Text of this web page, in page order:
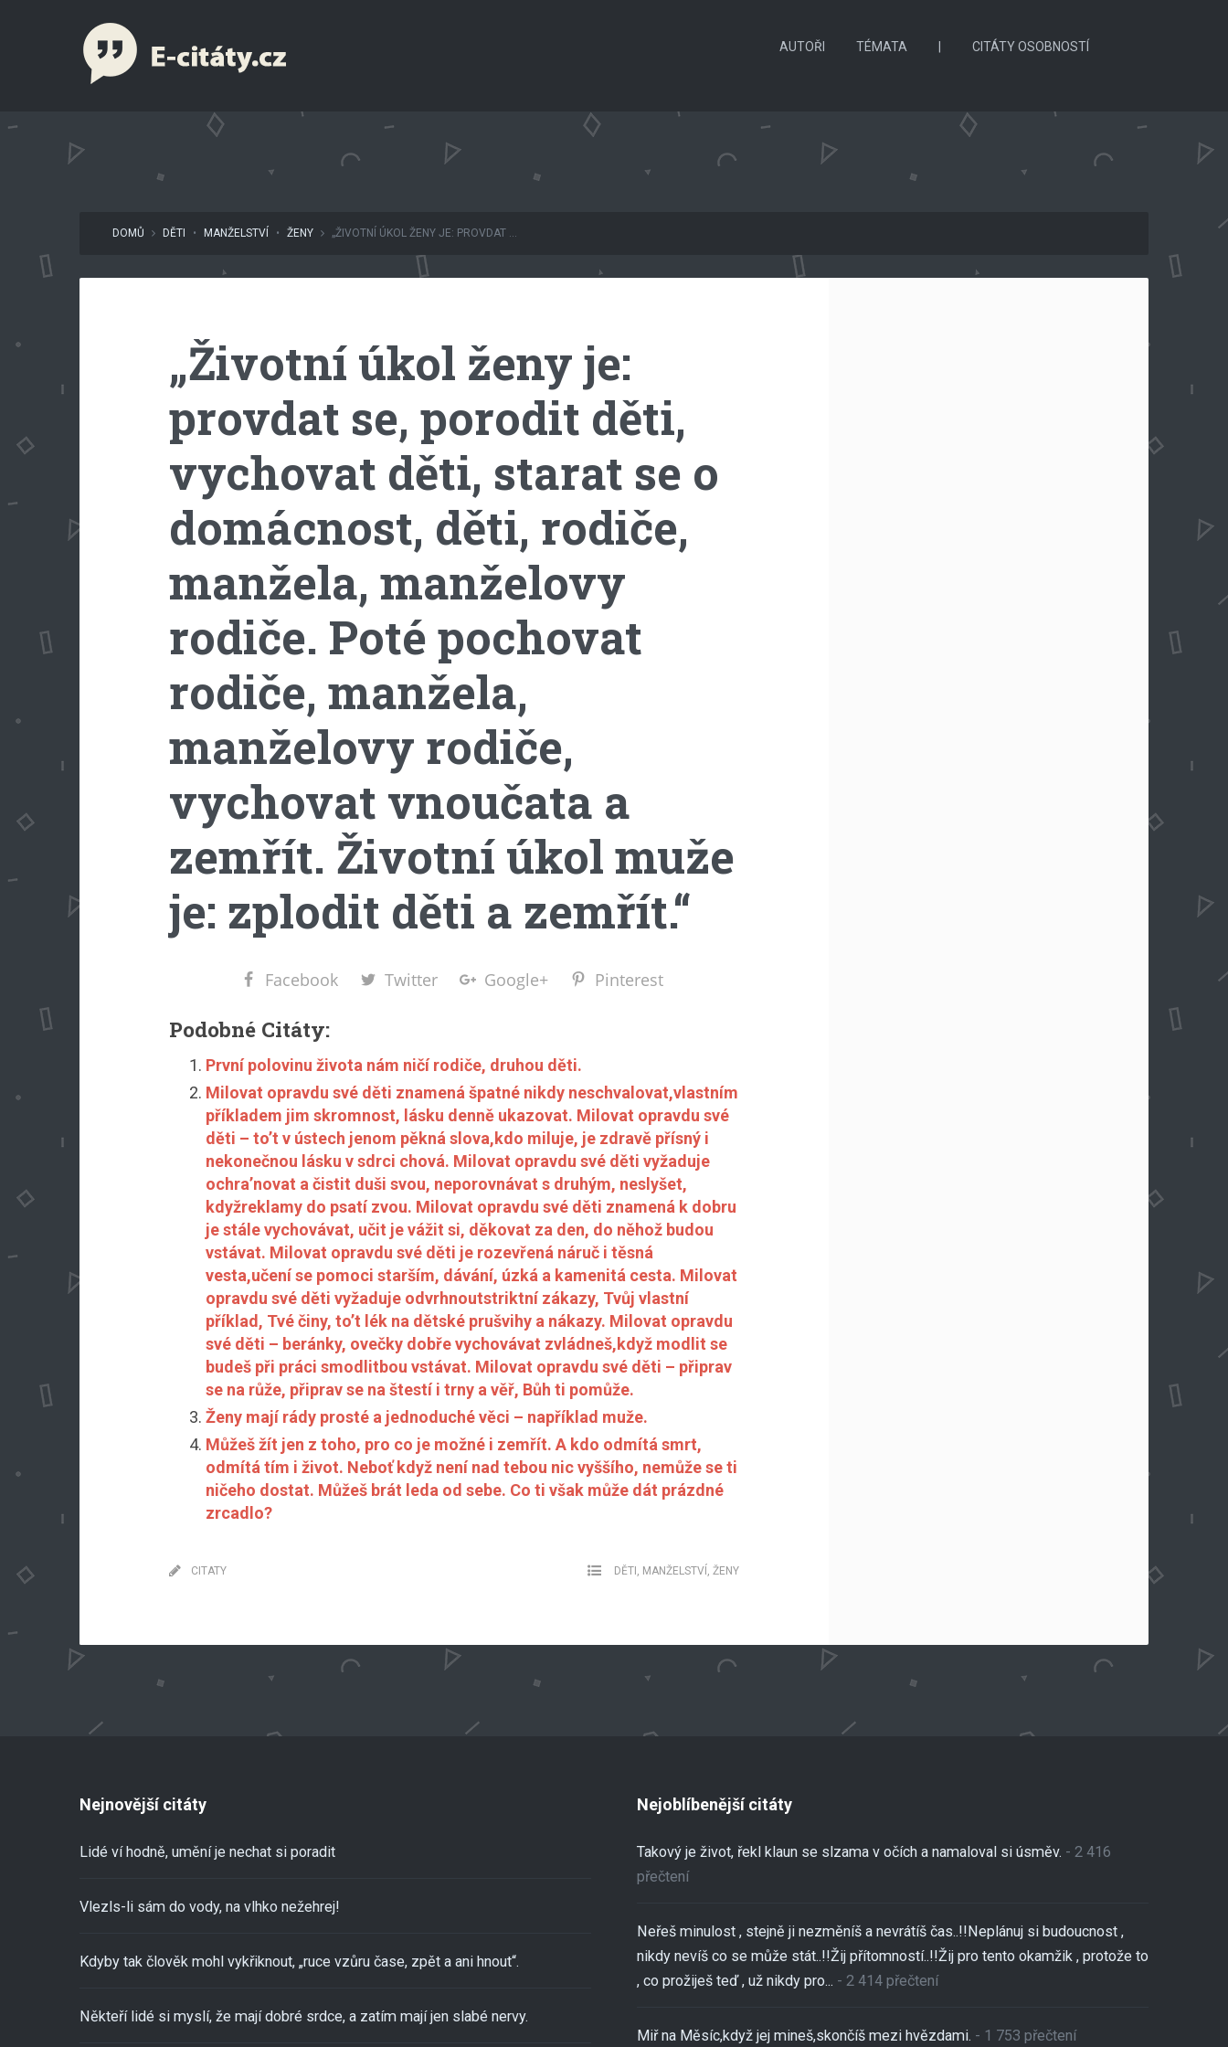
AUTOŘI TÉMATA CITÁTY OSOBNOSTÍ
DOMŮ DĚTI • MANŽELSTVÍ • ŽENY „ŽIVOTNÍ ÚKOL ŽENY JE: PROVDAT ...
„Životní úkol ženy je:
provdat se, porodit děti,
vychovat děti, starat se o
domácnost, děti, rodiče,
manžela, manželovy
rodiče. Poté pochovat
rodiče, manžela,
manželovy rodiče,
vychovat vnoučata a
zemřít. Životní úkol muže
je: zplodit děti a zemřít.“
Facebook Twitter Google+ Pinterest
Podobné Citáty:
První polovinu života nám ničí rodiče, druhou děti.
Milovat opravdu své děti znamená špatné nikdy neschvalovat,vlastním
příkladem jim skromnost, lásku denně ukazovat. Milovat opravdu své
děti – to’t v ústech jenom pěkná slova,kdo miluje, je zdravě přísný i
nekonečnou lásku v sdrci chová. Milovat opravdu své děti vyžaduje
ochra’novat a čistit duši svou, neporovnávat s druhým, neslyšet,
kdyžreklamy do psatí zvou. Milovat opravdu své děti znamená k dobru
je stále vychovávat, učit je vážit si, děkovat za den, do něhož budou
vstávat. Milovat opravdu své děti je rozevřená náruč i těsná
vesta,učení se pomoci starším, dávání, úzká a kamenitá cesta. Milovat
opravdu své děti vyžaduje odvrhnoutstriktní zákazy, Tvůj vlastní
příklad, Tvé činy, to’t lék na dětské prušvihy a nákazy. Milovat opravdu
své děti – beránky, ovečky dobře vychovávat zvládneš,když modlit se
budeš při práci smodlitbou vstávat. Milovat opravdu své děti – připrav
se na růže, připrav se na štestí i trny a věř, Bůh ti pomůže.
Ženy mají rády prosté a jednoduché věci – například muže.
Můžeš žít jen z toho, pro co je možné i zemřít. A kdo odmítá smrt,
odmítá tím i život. Neboť když není nad tebou nic vyššího, nemůže se ti
ničeho dostat. Můžeš brát leda od sebe. Co ti však může dát prázdné
zrcadlo?
CITATY DĚTI MANŽELSTVÍ ŽENY
Nejnovější citáty
Lidé ví hodně, umění je nechat si poradit
Vlezls-li sám do vody, na vlhko nežehrej!
Kdyby tak člověk mohl vykřiknout, „ruce vzůru čase, zpět a ani hnout“.
Někteří lidé si myslí, že mají dobré srdce, a zatím mají jen slabé nervy.
Nejoblíbenější citáty
Takový je život, řekl klaun se slzama v očích a namaloval si úsměv. - 2 416
přečtení
Neřeš minulost , stejně ji nezměníš a nevrátíš čas..!!Neplánuj si budoucnost ,
nikdy nevíš co se může stát..!!Žij přítomností..!!Žij pro tento okamžik , protože to
, co prožiješ teď , už nikdy pro... - 2 414 přečtení
Miř na Měsíc,když jej mineš,skončíš mezi hvězdami. - 1 753 přečtení